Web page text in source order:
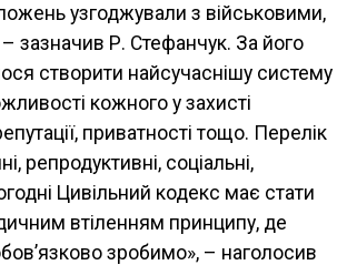
узгоджували з військовими,
зазначив Р. Стефанчук. За його
створити найсучаснішу систему
кожного у захисті
приватності тощо. Перелік
репродуктивні, соціальні,
Цивільний кодекс має стати
втіленням принципу, де
зробимо», – наголосив